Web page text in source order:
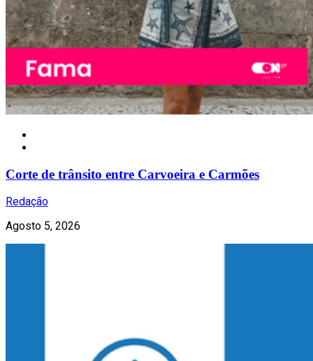
Corte de trânsito entre Carvoeira e Carmões
Redação
Agosto 5, 2026